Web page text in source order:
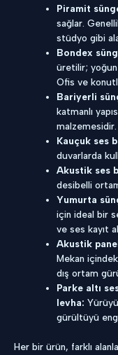
Piramit
sağlar.
stüdyo gibi
Bondex
üretilir; yoğun
Ofis ve
Bariyerli
katmanlı
malzemesidir.
Kauçuk ses
duvarlarda
Akustik ses
desibelli
Yumurta
için ideal bir
ve ses kayıt
Akustik
Mekan
dış ortam
Parke altı
levha:
gürültüyü
Her bir ürün, farklı